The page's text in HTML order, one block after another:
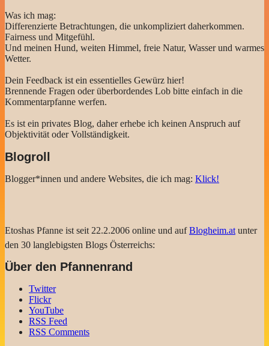
Was ich mag:
Differenzierte Betrachtungen, die unkompliziert daherkommen.
Fairness und Mitgefühl.
Und meinen Hund, weiten Himmel, freie Natur, Wasser und warmes
Wetter.
Dein Feedback ist ein essentielles Gewürz hier!
Brennende Fragen oder überbordendes Lob bitte einfach in die
Kommentarpfanne werfen.
Es ist ein privates Blog, daher erhebe ich keinen Anspruch auf
Objektivität oder Vollständigkeit.
Blogroll
Blogger*innen und andere Websites, die ich mag: Klick!
Etoshas Pfanne ist seit 22.2.2006 online und aufBlogheim.at unter
den 30 langlebigsten Blogs Österreichs:
Über den Pfannenrand
Twitter
Flickr
YouTube
RSS Feed
RSS Comments